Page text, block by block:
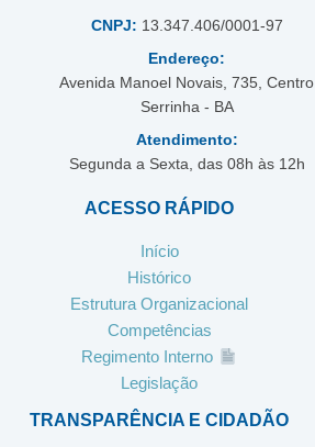
CNPJ: 13.347.406/0001-97
Endereço:
Avenida Manoel Novais, 735, Centro
Serrinha - BA
Atendimento:
Segunda a Sexta, das 08h às 12h
ACESSO RÁPIDO
Início
Histórico
Estrutura Organizacional
Competências
Regimento Interno
Legislação
TRANSPARÊNCIA E CIDADÃO